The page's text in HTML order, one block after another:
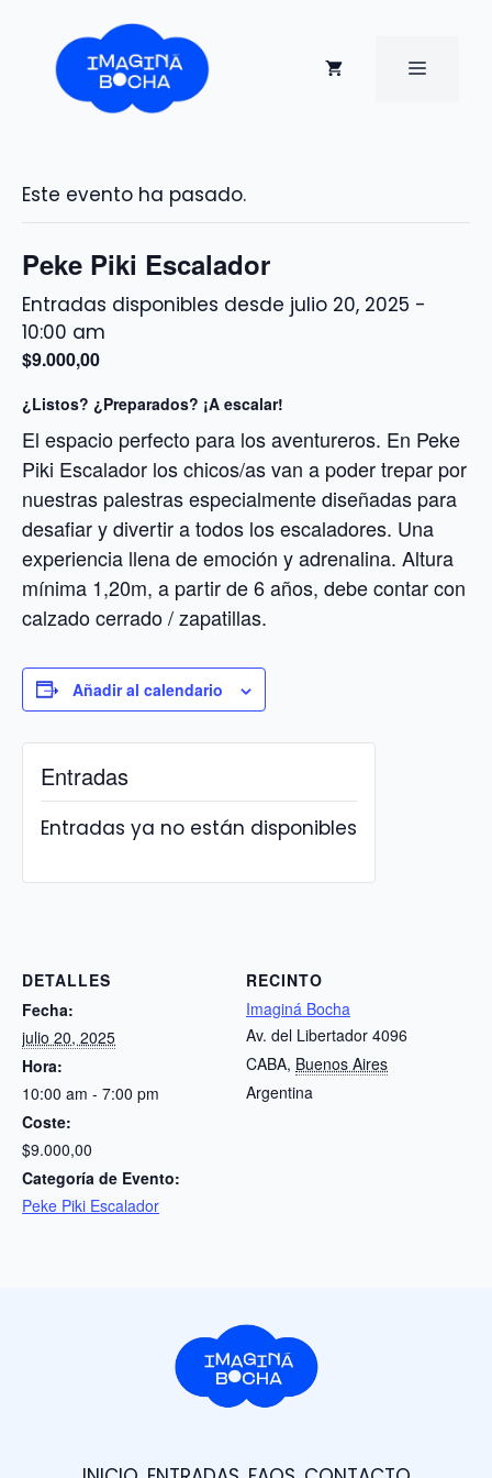
contenido
MENÚ
Este evento ha pasado.
Peke Piki Escalador
julio 20, 2025 -
10:00 am
$9.000,00
¿Listos? ¿Preparados? ¡A escalar!
El espacio perfecto para los aventureros. En Peke
Piki Escalador los chicos/as van a poder trepar por
nuestras palestras especialmente diseñadas para
desafiar y divertir a todos los escaladores. Una
experiencia llena de emoción y adrenalina. Altura
mínima 1,20m, a partir de 6 años, debe contar con
calzado cerrado / zapatillas.
Añadir al calendario
DETALLES
Fecha:
julio 20, 2025
Hora:
10:00 am - 7:00 pm
Coste:
$9.000,00
Categoría de Evento:
Peke Piki Escalador
RECINTO
Imaginá Bocha
Av. del Libertador 4096
CABA, Buenos Aires
Argentina
Entradas
Entradas ya no están disponibles